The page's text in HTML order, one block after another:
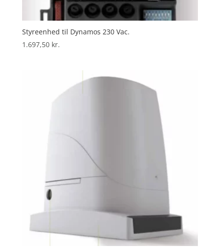
Styreenhed til Dynamos 230 Vac.
1.697,50 kr.